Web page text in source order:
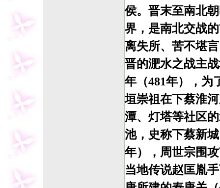
侯。晋末至南北
界，是南北交战
离失所、苦不堪
晋的淝水之战主
年（481年），为
垣崇祖在下蔡淮
潭、灯塔等社区
池，史称下蔡新
年），周世宗围
当地传说赵匡胤